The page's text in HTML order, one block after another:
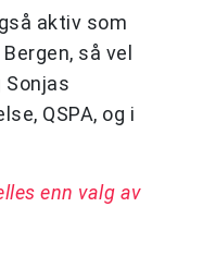
aktiv som
så vel
Sonjas
QSPA, og i
enn valg av